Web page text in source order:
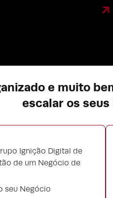
e muito
escalar os
Ignição Digital de
de um Negócio de
seu Negócio